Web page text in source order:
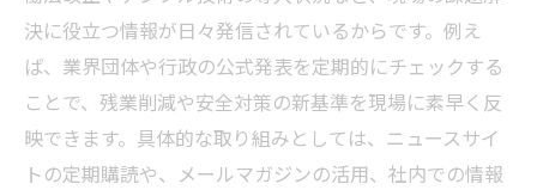
決に役立つ情報が日々発信されているからです。例え
ば、業界団体や行政の公式発表を定期的にチェックする
ことで、残業削減や安全対策の新基準を現場に素早く反
映できます。具体的な取り組みとしては、ニュースサイ
トの定期購読や、メールマガジンの活用、社内での情報